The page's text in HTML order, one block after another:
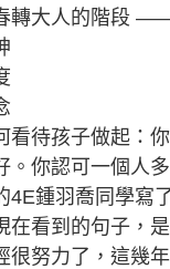
轉大人的階段
看待孩子做起：
。你認可一個人
4E鍾羽喬同學寫
在看到的句子，
很努力了，這幾